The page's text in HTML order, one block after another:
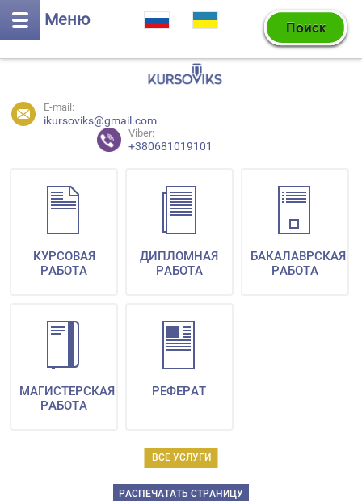
Меню
E-mail:
ikursoviks@gmail.com
Viber:
+380681019101
ВСЕ УСЛУГИ
КУРСОВАЯ
РАБОТА
ДИПЛОМНАЯ
РАБОТА
БАКАЛАВРСКАЯ
РАБОТА
МАГИСТЕРСКАЯ
РАБОТА
РЕФЕРАТ
РАСПЕЧАТАТЬ СТРАНИЦУ